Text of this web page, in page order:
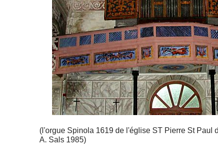
(l'orgue Spinola 1619 de l'église ST Pierre St Paul
A. Sals 1985)